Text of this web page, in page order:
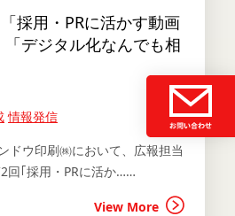
採用・PRに活かす動画
デジタル化なんでも相
情報発信
ドウ印刷㈱において、広報担当
回｢採用・PRに活か……
View More